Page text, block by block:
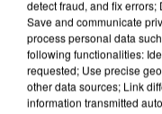
LES
FRANCE
detect fraud, and fix
Save and communicate
process personal data
following functionalities:
requested; Use precise
other data sources; Link
information transmitted